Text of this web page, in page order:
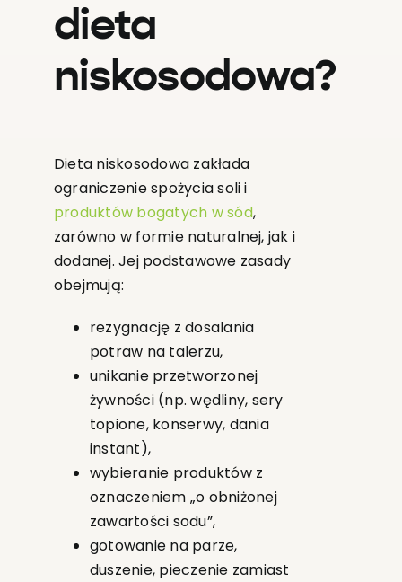
dieta
niskosodowa?
Dieta niskosodowa zakłada
ograniczenie spożycia soli i
produktów bogatych w sód,
zarówno w formie naturalnej, jak i
dodanej. Jej podstawowe zasady
obejmują:
rezygnację z dosalania
potraw na talerzu,
unikanie przetworzonej
żywności (np. wędliny, sery
topione, konserwy, dania
instant),
wybieranie produktów z
oznaczeniem „o obniżonej
zawartości sodu”,
gotowanie na parze,
duszenie, pieczenie zamiast